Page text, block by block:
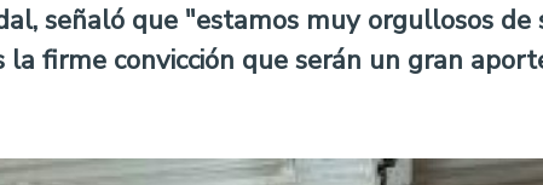
señaló que "estamos muy orgullosos de
firme convicción que serán un gran